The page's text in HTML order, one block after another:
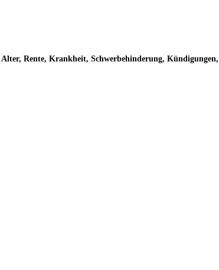
Rente, Krankheit, Schwerbehinderung,